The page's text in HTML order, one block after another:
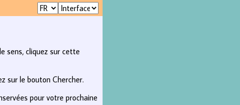
sens, cliquez sur cette
sur le bouton Chercher.
pour votre prochaine